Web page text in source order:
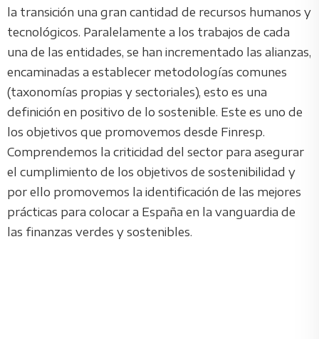
la transición una gran cantidad de recursos humanos y
tecnológicos. Paralelamente a los trabajos de cada
una de las entidades, se han incrementado las alianzas,
encaminadas a establecer metodologías comunes
(taxonomías propias y sectoriales), esto es una
definición en positivo de lo sostenible. Este es uno de
los objetivos que promovemos desde Finresp.
Comprendemos la criticidad del sector para asegurar
el cumplimiento de los objetivos de sostenibilidad y
por ello promovemos la identificación de las mejores
prácticas para colocar a España en la vanguardia de
las finanzas verdes y sostenibles.